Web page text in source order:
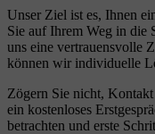
Unser Ziel ist es, Ihnen
Sie auf Ihrem Weg in die
uns eine vertrauensvolle
können wir individuelle
Zögern Sie nicht,
ein kostenloses
betrachten und erste